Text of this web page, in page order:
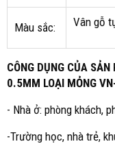
Màu sắc: Vân gỗ
CÔNG DỤNG CỦA
0.5MM LOẠI MỎNG
- Nhà ở: phòng khách,
-Trường học, nhà trẻ,